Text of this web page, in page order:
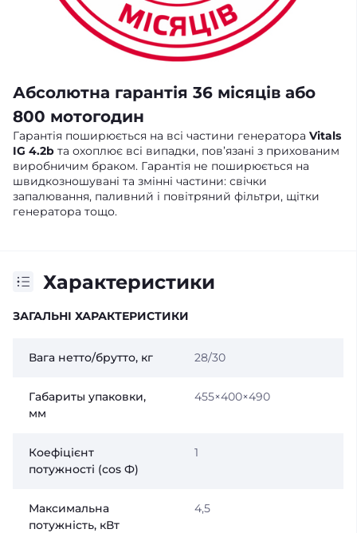
Абсолютна гарантія 36 місяців або
800 мотогодин
Гарантія поширюється на всі частини генератора Vitals
IG 4.2b та охоплює всі випадки, пов’язані з прихованим
виробничим браком. Гарантія не поширюється на
швидкозношувані та змінні частини: свічки
запалювання, паливний і повітряний фільтри, щітки
генератора тощо.
Характеристики
ЗАГАЛЬНІ ХАРАКТЕРИСТИКИ
Вага нетто/брутто, кг 28/30
Габариты упаковки,
мм
455×400×490
Коефіцієнт
потужності (сos Ф)
1
Максимальна
потужність, кВт
4,5